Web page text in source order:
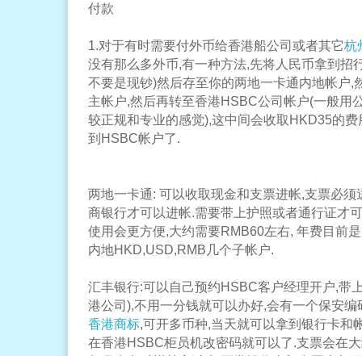
付款
1.对于有时需要付外币给香港船公司或者其它杭
没有那么多外币,有一种方法,先将人民币拿到招
不要是现钞)然后存至你的两地一卡通内地帐户,
主帐户,然后再转至香港HSBC公司帐户(一般用
较正规和专业的感觉),这中间会收取HKD35的
到HSBC帐户了.
两地一卡通: 可以收取现金和支票进帐,支票必
商银行才可以进帐.需要带上护照或者通行证才
使用会更方便,大约需要RMB60左右, 年费目前
内地HKD,USD,RMB几个子帐户.
汇丰银行:可以自己预约HSBC客户经理开户,带
港公司),不用一分钱就可以办好,会有一个保安
香港商标,可开多币种,当天就可以拿到银行卡和
在香港HSBC柜员机改密码就可以了.支票会在